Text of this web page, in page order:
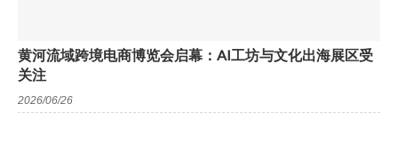
黄河流域跨境电商博览会启幕：AI工坊与文化出海展区受
关注
2026/06/26